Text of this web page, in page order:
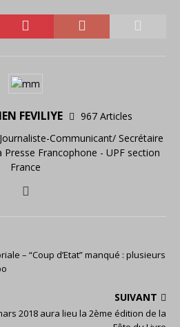
FEVILIYE
967 Articles
Communicant/ Secrétaire
Presse Francophone - UPF section
France
– “Coup d’Etat” manqué : plusieurs
SUIVANT
2018 aura lieu la 2ème édition de la